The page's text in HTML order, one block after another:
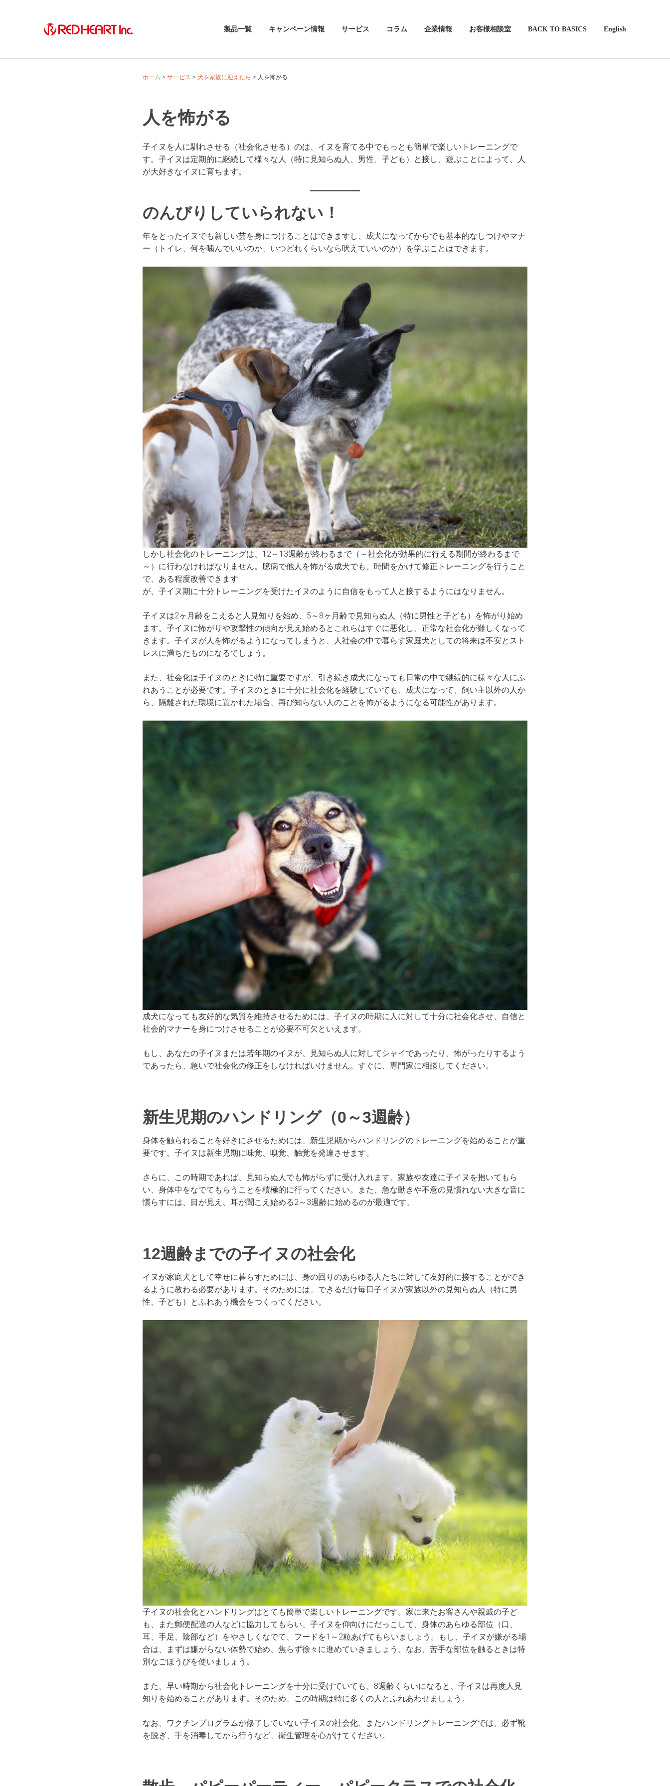
製品一覧 キャンペーン情報 サービス コラム 企業情報 お客様相談室 BACK TO BASICS English
ホーム サービス 犬を家族に迎えたら 人を怖がる
人を怖がる
子イヌを人に馴れさせる（社会化させる）のは、イヌを育てる中でもっとも簡単で楽しいトレーニングで
す。子イヌは定期的に継続して様々な人（特に見知らぬ人、男性、子ども）と接し、遊ぶことによって、人
が大好きなイヌに育ちます。
のんびりしていられない！
年をとったイヌでも新しい芸を身につけることはできますし、成犬になってからでも基本的なしつけやマナ
ー（トイレ、何を噛んでいいのか、いつどれくらいなら吠えていいのか）を学ぶことはできます。
しかし社会化のトレーニングは、12～13週齢が終わるまで（～社会化が効果的に行える期間が終わるまで
～）に行わなければなりません。臆病で他人を怖がる成犬でも、時間をかけて修正トレーニングを行うこと
で、ある程度改善できます
が、子イヌ期に十分トレーニングを受けたイヌのように自信をもって人と接するようにはなりません。
子イヌは2ヶ月齢をこえると人見知りを始め、5～8ヶ月齢で見知らぬ人（特に男性と子ども）を怖がり始め
ます。子イヌに怖がりや攻撃性の傾向が見え始めるとこれらはすぐに悪化し、正常な社会化が難しくなって
きます。子イヌが人を怖がるようになってしまうと、人社会の中で暮らす家庭犬としての将来は不安とスト
レスに満ちたものになるでしょう。
また、社会化は子イヌのときに特に重要ですが、引き続き成犬になっても日常の中で継続的に様々な人にふ
れあうことが必要です。子イヌのときに十分に社会化を経験していても、成犬になって、飼い主以外の人か
ら、隔離された環境に置かれた場合、再び知らない人のことを怖がるようになる可能性があります。
成犬になっても友好的な気質を維持させるためには、子イヌの時期に人に対して十分に社会化させ、自信と
社会的マナーを身につけさせることが必要不可欠といえます。
もし、あなたの子イヌまたは若年期のイヌが、見知らぬ人に対してシャイであったり、怖がったりするよう
であったら、急いで社会化の修正をしなければいけません。すぐに、専門家に相談してください。
新生児期のハンドリング（0～3週齢）
身体を触られることを好きにさせるためには、新生児期からハンドリングのトレーニングを始めることが重
要です。子イヌは新生児期に味覚、嗅覚、触覚を発達させます。
さらに、この時期であれば、見知らぬ人でも怖がらずに受け入れます。家族や友達に子イヌを抱いてもら
い、身体中をなでてもらうことを積極的に行ってください。また、急な動きや不意の見慣れない大きな音に
慣らすには、目が見え、耳が聞こえ始める2～3週齢に始めるのが最適です。
12週齢までの子イヌの社会化
イヌが家庭犬として幸せに暮らすためには、身の回りのあらゆる人たちに対して友好的に接することができ
るように教わる必要があります。そのためには、できるだけ毎日子イヌが家族以外の見知らぬ人（特に男
性、子ども）とふれあう機会をつくってください。
子イヌの社会化とハンドリングはとても簡単で楽しいトレーニングです。家に来たお客さんや親戚の子ど
も、また郵便配達の人などに協力してもらい、子イヌを仰向けにだっこして、身体のあらゆる部位（口、
耳、手足、陰部など）をやさしくなでて、フードを1～2粒あげてもらいましょう。もし、子イヌが嫌がる場
合は、まずは嫌がらない体勢で始め、焦らず徐々に進めていきましょう。なお、苦手な部位を触るときは特
別なごほうびを使いましょう。
また、早い時期から社会化トレーニングを十分に受けていても、8週齢くらいになると、子イヌは再度人見
知りを始めることがあります。そのため、この時期は特に多くの人とふれあわせましょう。
なお、ワクチンプログラムが修了していない子イヌの社会化、またハンドリングトレーニングでは、必ず靴
を脱ぎ、手を消毒してから行うなど、衛生管理を心がけてください。